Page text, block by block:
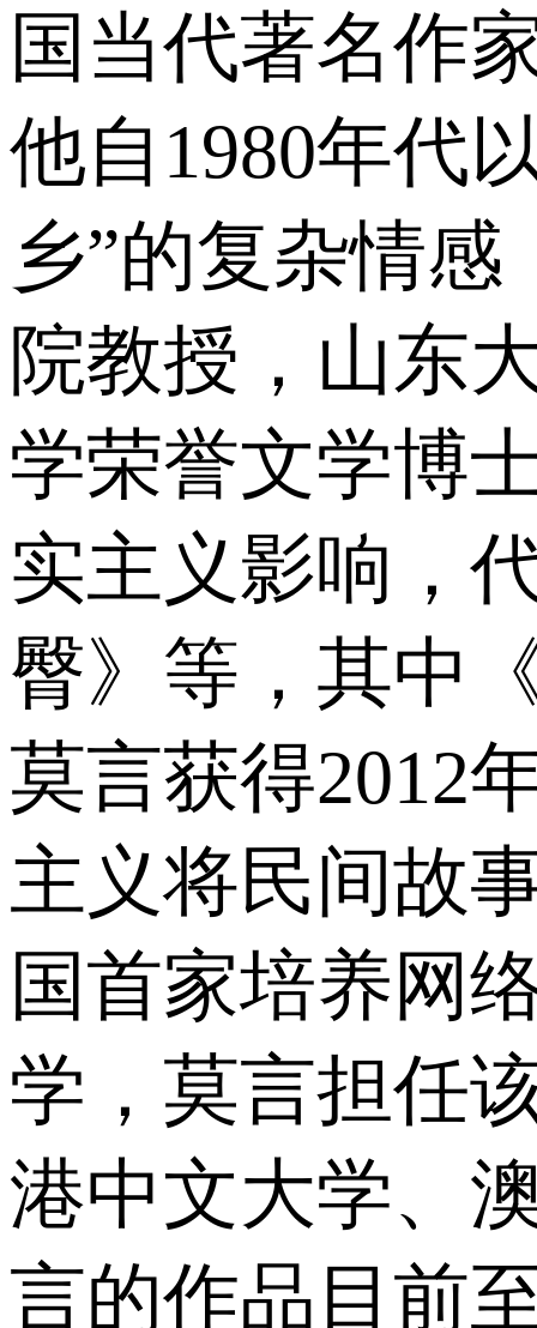
国当代著名作
他自1980年代
乡”的复杂情
院教授，山东
学荣誉文学博
实主义影响，
臀》等，其中
莫言获得2012
主义将民间故
国首家培养网
学，莫言担任
港中文大学、
言的作品目前